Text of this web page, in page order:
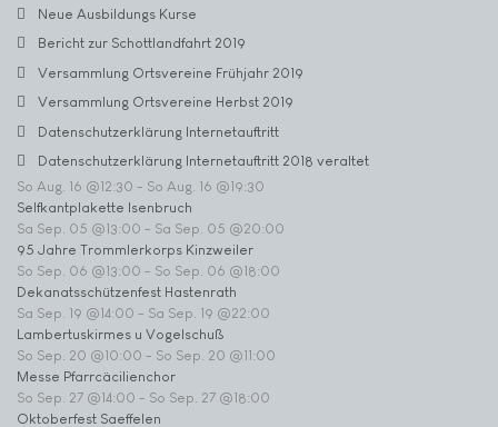
Neue Ausbildungs Kurse
Bericht zur Schottlandfahrt 2019
Versammlung Ortsvereine Frühjahr 2019
Versammlung Ortsvereine Herbst 2019
Datenschutzerklärung Internetauftritt
Datenschutzerklärung Internetauftritt 2018 veraltet
So Aug. 16 @12:30 - So Aug. 16 @19:30
Selfkantplakette Isenbruch
Sa Sep. 05 @13:00 - Sa Sep. 05 @20:00
95 Jahre Trommlerkorps Kinzweiler
So Sep. 06 @13:00 - So Sep. 06 @18:00
Dekanatsschützenfest Hastenrath
Sa Sep. 19 @14:00 - Sa Sep. 19 @22:00
Lambertuskirmes u Vogelschuß
So Sep. 20 @10:00 - So Sep. 20 @11:00
Messe Pfarrcäcilienchor
So Sep. 27 @14:00 - So Sep. 27 @18:00
Oktoberfest Saeffelen